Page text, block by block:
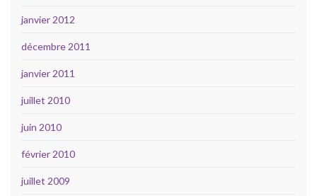
janvier 2012
décembre 2011
janvier 2011
juillet 2010
juin 2010
février 2010
juillet 2009